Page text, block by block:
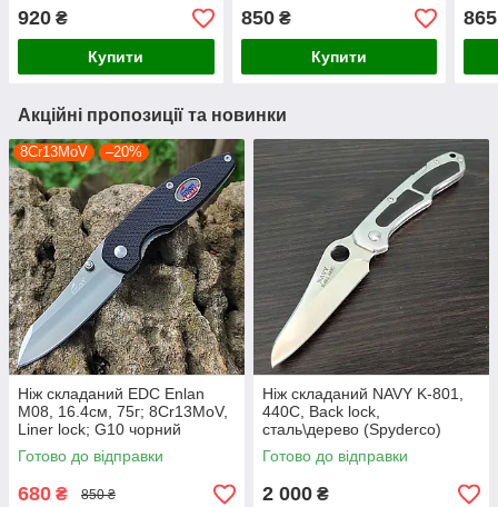
920 ₴
Купити
850₴
Купити
865
Акційні пропозиції та новинки
8Cr13MoV –20%
Ніж складаний EDC Enlan
M08, 16.4см, 75г; 8Cr13MoV,
Liner lock; G10 чорний
Готово до відправки
680 ₴ 850 ₴
Ніж складаний NAVY K-801,
440C, Back lock,
сталь\дерево (Spyderco)
Готово до відправки
2 000 ₴